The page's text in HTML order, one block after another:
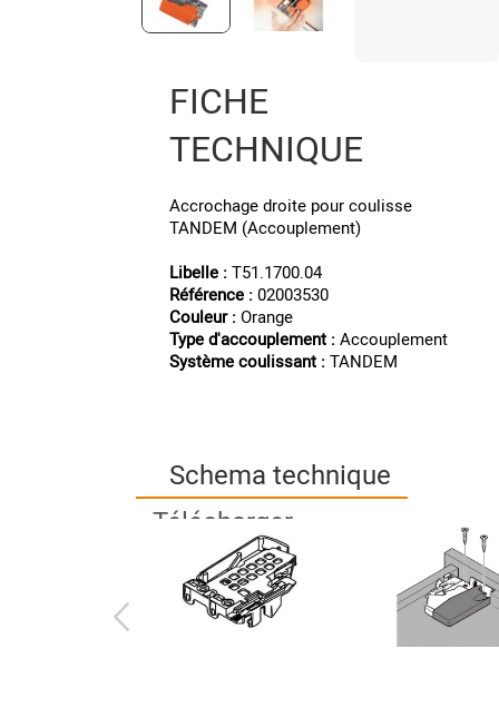
FICHE
TECHNIQUE
Accrochage droite pour coulisse
TANDEM (Accouplement)
Libelle :T51.1700.04
Référence :02003530
Couleur :Orange
Type d'accouplement : Accouplement
Système coulissant :TANDEM
Schema technique
Télécharger